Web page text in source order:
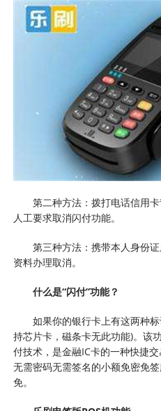
第二种方法：拨打电话信用
人工要求取消闪付功能。
第三种方法：携带本人身份
资料办理取消。
什么是“闪付”功能？
如果你的银行卡上有这两种
持芯片卡，磁条卡无此功能)。该
付技术，是金融IC卡的一种快捷
无需密码无需签名的小额免密免
免。